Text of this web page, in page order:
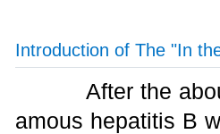
Introduction of The "In
After the
amous hepatitis B